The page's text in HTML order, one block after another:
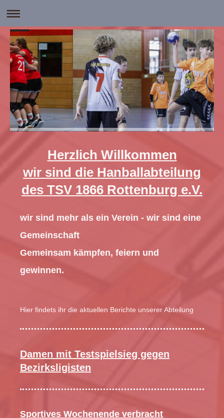
Herzlich Willkommen
wir sind die Hanballabteilung
des TSV 1866 Rottenburg e.V.
wir sind mehr als ein Verein - wir sind eine
Gemeinschaft
Gemeinsam kämpfen, feiern und
gewinnen.
Hier findets ihr die aktuellen Berichte unserer Abteilung
Damen mit Testspielsieg gegen
Bezirksligisten
Sportives Wochenende verbracht